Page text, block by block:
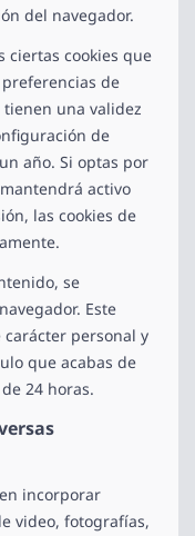
del navegador.
ciertas cookies que
de
tienen una validez
de
año. Si optas por
activo
las cookies de
se
Este
personal y
que acabas de
24 horas.
incorporar
video, fotografías,